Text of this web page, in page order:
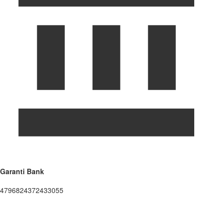
Garanti Bank
4796824372433055